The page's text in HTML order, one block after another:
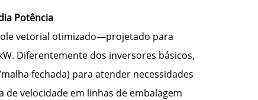
Potência
vetorial otimizado—projetado para
Diferentemente dos inversores básicos,
fechada) para atender necessidades
velocidade em linhas de embalagem